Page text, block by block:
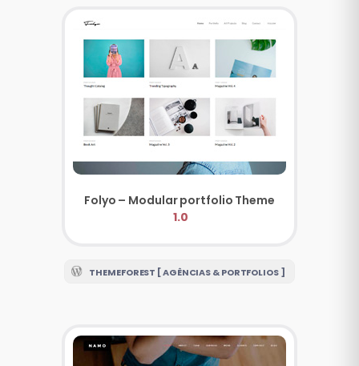
1.0
THEMEFOREST [ AGÊNCIAS & PORTFOLIOS ]